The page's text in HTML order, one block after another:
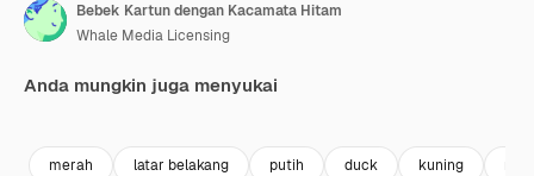
Bebek Kartun dengan Kacamata Hitam
Whale Media Licensing
Anda mungkin juga menyukai
merah latar belakang putih duck kuning